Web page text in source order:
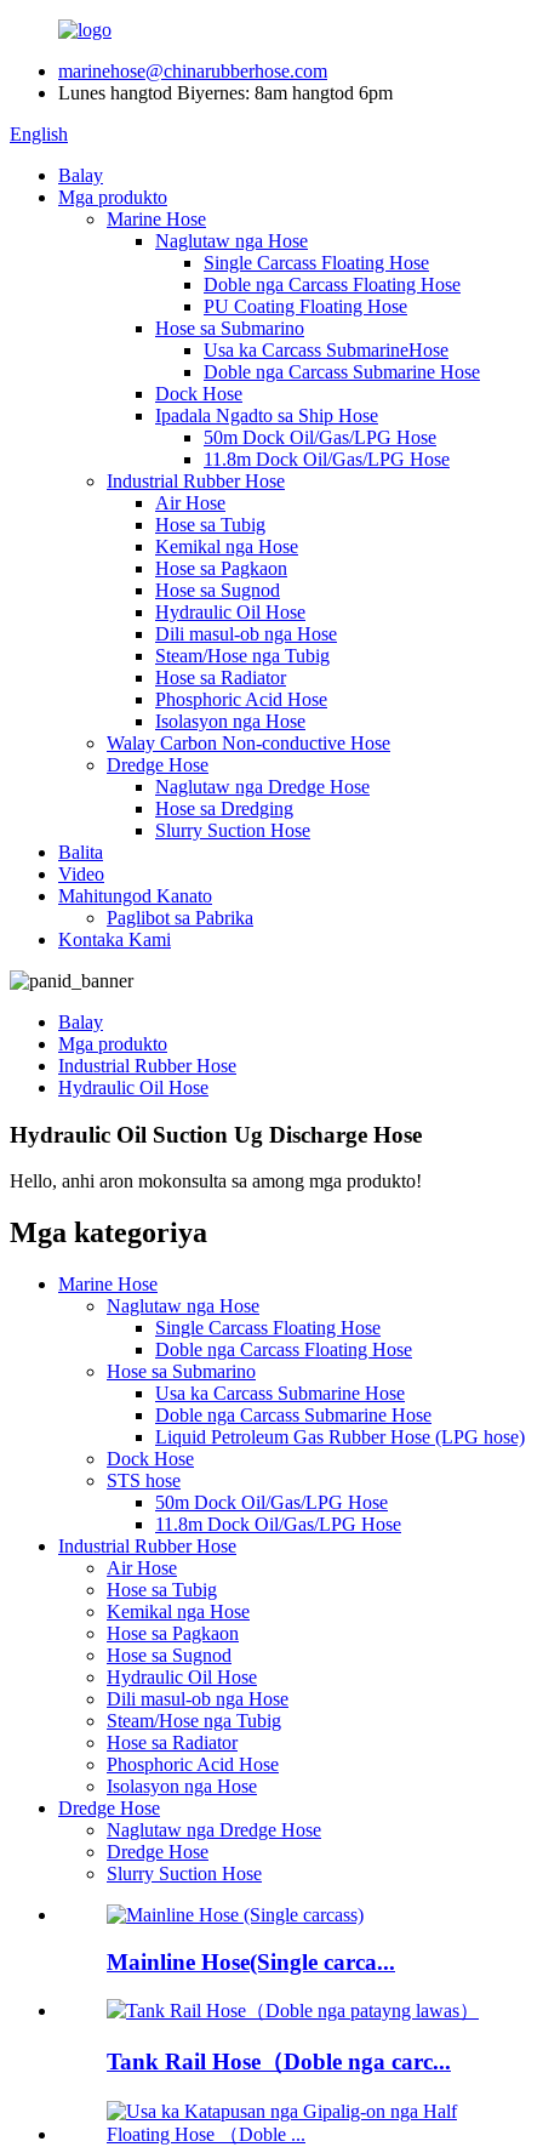
marinehose@chinarubberhose.com
Lunes hangtod Biyernes: 8am hangtod 6pm
English
Balay
Mga produkto
Marine Hose
Naglutaw nga Hose
Single Carcass Floating Hose
Doble nga Carcass Floating Hose
PU Coating Floating Hose
Hose sa Submarino
Usa ka Carcass SubmarineHose
Doble nga Carcass Submarine Hose
Dock Hose
Ipadala Ngadto sa Ship Hose
50m Dock Oil/Gas/LPG Hose
11.8m Dock Oil/Gas/LPG Hose
Industrial Rubber Hose
Air Hose
Hose sa Tubig
Kemikal nga Hose
Hose sa Pagkaon
Hose sa Sugnod
Hydraulic Oil Hose
Dili masul-ob nga Hose
Steam/Hose nga Tubig
Hose sa Radiator
Phosphoric Acid Hose
Isolasyon nga Hose
Walay Carbon Non-conductive Hose
Dredge Hose
Naglutaw nga Dredge Hose
Hose sa Dredging
Slurry Suction Hose
Balita
Video
Mahitungod Kanato
Paglibot sa Pabrika
Kontaka Kami
Balay
Mga produkto
Industrial Rubber Hose
Hydraulic Oil Hose
Hydraulic Oil Suction Ug Discharge Hose
Hello, anhi aron mokonsulta sa among mga produkto!
Mga kategoriya
Marine Hose
Naglutaw nga Hose
Single Carcass Floating Hose
Doble nga Carcass Floating Hose
Hose sa Submarino
Usa ka Carcass Submarine Hose
Doble nga Carcass Submarine Hose
Liquid Petroleum Gas Rubber Hose (LPG hose)
Dock Hose
STS hose
50m Dock Oil/Gas/LPG Hose
11.8m Dock Oil/Gas/LPG Hose
Industrial Rubber Hose
Air Hose
Hose sa Tubig
Kemikal nga Hose
Hose sa Pagkaon
Hose sa Sugnod
Hydraulic Oil Hose
Dili masul-ob nga Hose
Steam/Hose nga Tubig
Hose sa Radiator
Phosphoric Acid Hose
Isolasyon nga Hose
Dredge Hose
Naglutaw nga Dredge Hose
Dredge Hose
Slurry Suction Hose
Mainline Hose(Single carca...
Tank Rail Hose（Doble nga carc...